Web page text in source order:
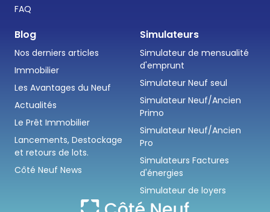
FAQ
Blog
Nos derniers articles
Immobilier
Les Avantages du Neuf
Actualités
Le Prêt Immobilier
Lancements, Destockage
et retours de lots.
Côté Neuf News
Simulateurs
Simulateur de mensualité
d'emprunt
Simulateur Neuf seul
Simulateur Neuf/Ancien
Primo
Simulateur Neuf/Ancien
Pro
Simulateurs Factures
d'énergies
Simulateur de loyers